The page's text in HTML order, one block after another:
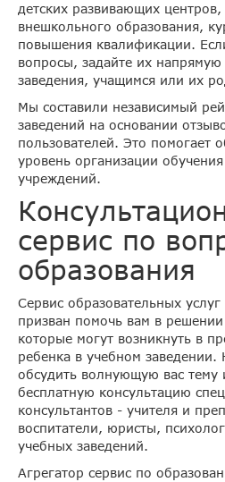
детских развивающих
внешкольного образования,
повышения квалификации.
вопросы, задайте их
заведения, учащимся или их
Мы составили независимый
заведений на основании
пользователей. Это помогает
уровень организации
учреждений.
сервис по
образования
Сервис образовательных
призван помочь вам в
которые могут возникнуть в
ребенка в учебном
обсудить волнующую вас тему
бесплатную консультацию
консультантов - учителя и
воспитатели, юристы,
учебных заведений.
Агрегатор сервис по